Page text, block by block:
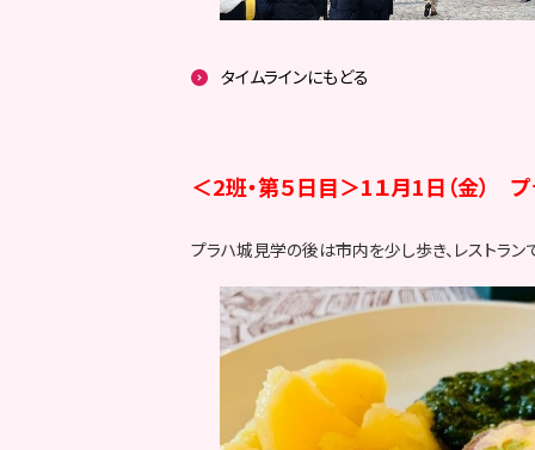
タイムラインにもどる
＜2班・第５日目＞1１月1日（金）
プラハ城見学の後は市内を少し歩き、レストラン